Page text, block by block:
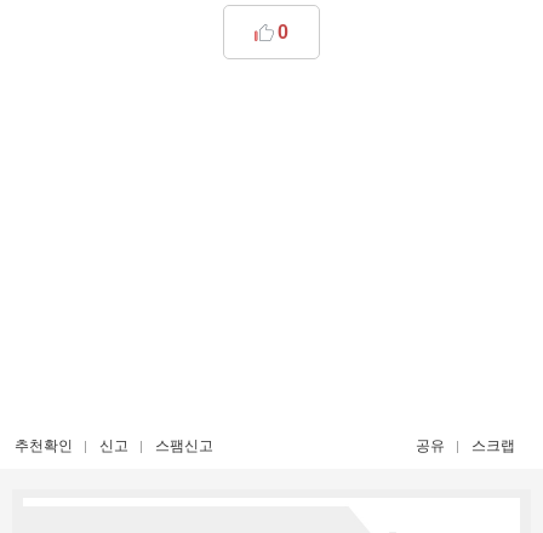
0
추천확인 신고 스팸신고 공유 스크랩